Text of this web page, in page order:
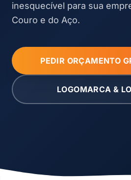
inesquecível para sua
Couro e do Aço.
PEDIR ORÇAMENTO
LOGOMARCA &